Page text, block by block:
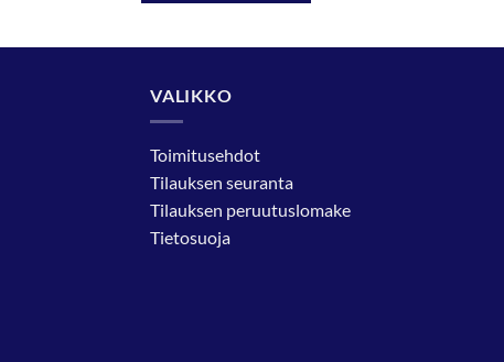
VALIKKO
Toimitusehdot
Tilauksen seuranta
Tilauksen peruutuslomake
Tietosuoja